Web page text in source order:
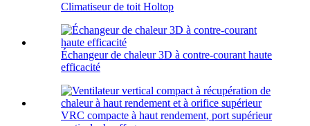
Climatiseur de toit Holtop
Échangeur de chaleur 3D à contre-courant haute
efficacité
VRC compacte à haut rendement, port supérieur